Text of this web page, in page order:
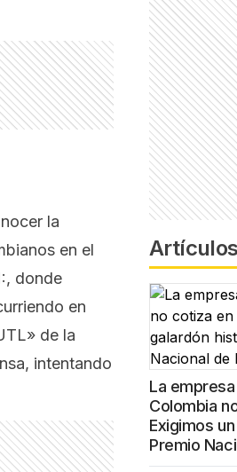
la
en el
donde
en
de la
intentando
La
Colombia
Exigimos
Premio